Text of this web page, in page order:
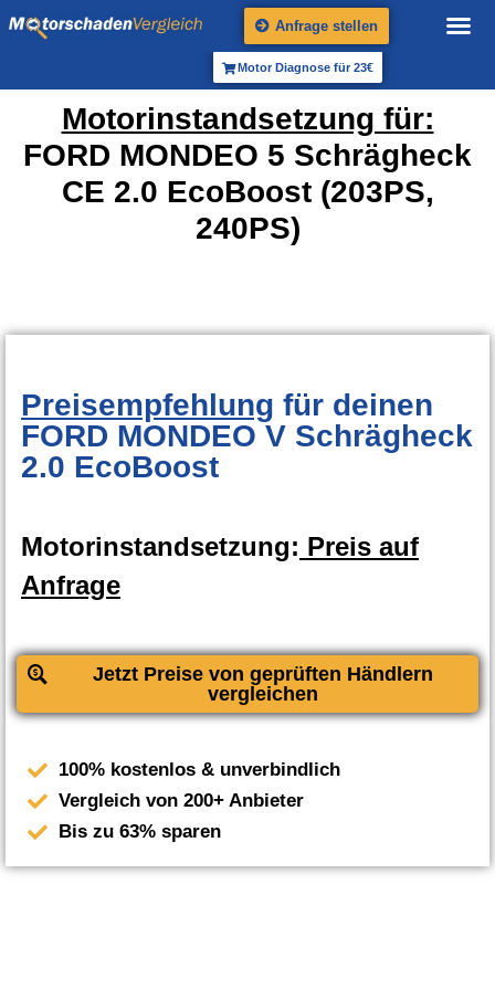
Anfrage stellen
Motor Diagnose für 23€
Motorinstandsetzung für:
FORD MONDEO 5 Schrägheck
CE 2.0 EcoBoost (203PS,
240PS)
Preisempfehlung für deinen
FORD MONDEO V Schrägheck
2.0 EcoBoost
Motorinstandsetzung: Preis auf
Anfrage
Jetzt Preise von geprüften Händlern
vergleichen
100% kostenlos & unverbindlich
Vergleich von 200+ Anbieter
Bis zu 63% sparen